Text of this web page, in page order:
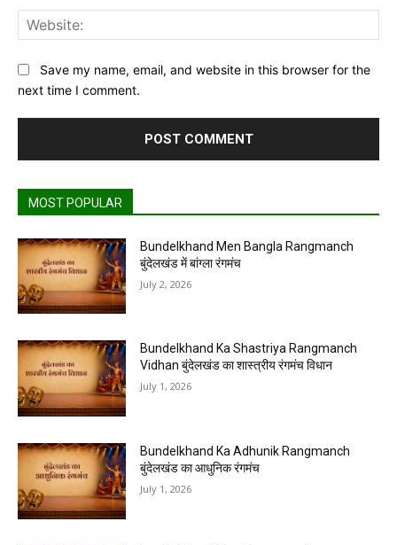
Save my name, email, and website in this browser for the
next time I comment.
MOST POPULAR
Bundelkhand Men Bangla Rangmanch
बुंदेलखंड में बांग्ला रंगमंच
July 2, 2026
Bundelkhand Ka Shastriya Rangmanch
Vidhan बुंदेलखंड का शास्त्रीय रंगमंच विधान
July 1, 2026
Bundelkhand Ka Adhunik Rangmanch
बुंदेलखंड का आधुनिक रंगमंच
July 1, 2026